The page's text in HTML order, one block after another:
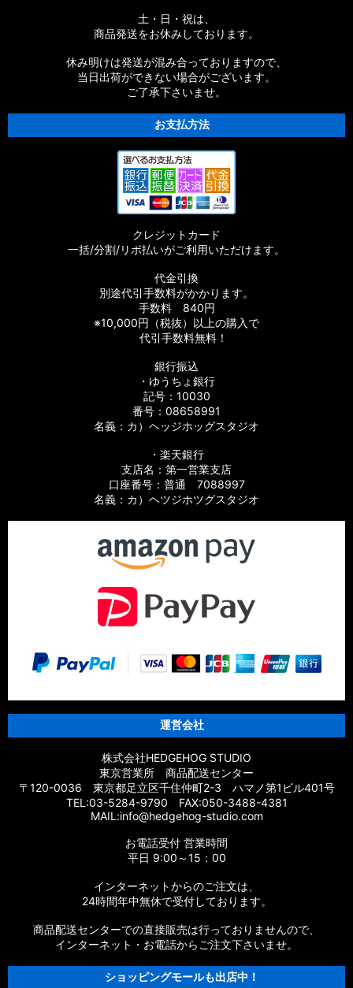
土・日・祝は、
商品発送をお休みしております。
休み明けは発送が混み合っておりますので、
当日出荷ができない場合がございます。
ご了承下さいませ。
お支払方法
クレジットカード
一括/分割/リボ払いがご利用いただけます。
代金引換
別途代引手数料がかかります。
手数料 840円
※10,000円（税抜）以上の購入で
代引手数料無料！
銀行振込
・ゆうちょ銀行
記号：10030
番号：08658991
名義：カ）ヘッジホッグスタジオ
・楽天銀行
支店名：第一営業支店
口座番号：普通 7088997
名義：カ）ヘツジホツグスタジオ
運営会社
株式会社HEDGEHOG STUDIO
東京営業所 商品配送センター
〒120-0036 東京都足立区千住仲町2-3 ハマノ第1ビル401号
TEL:03-5284-9790 FAX:050-3488-4381
MAIL:info@hedgehog-studio.com
お電話受付 営業時間
平日 9:00～15：00
インターネットからのご注文は、
24時間年中無休で受付しております。
商品配送センターでの直接販売は行っておりませんので、
インターネット・お電話からご注文下さいませ。
ショッピングモールも出店中！